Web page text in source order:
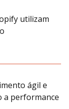
utilizam
ágil e
a performance